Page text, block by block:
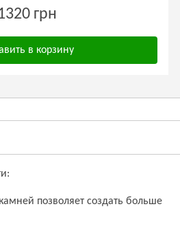
грн
в корзину
позволяет создать больше